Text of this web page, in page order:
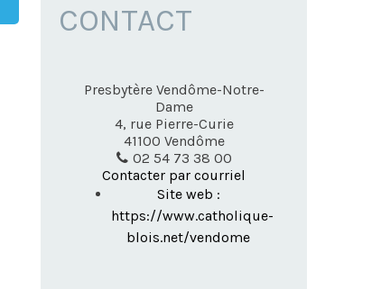
CONTACT
Presbytère Vendôme-Notre-
Dame
4, rue Pierre-Curie
41100 Vendôme
02 54 73 38 00
Contacter par courriel
Site web :
https://www.catholique-
blois.net/vendome